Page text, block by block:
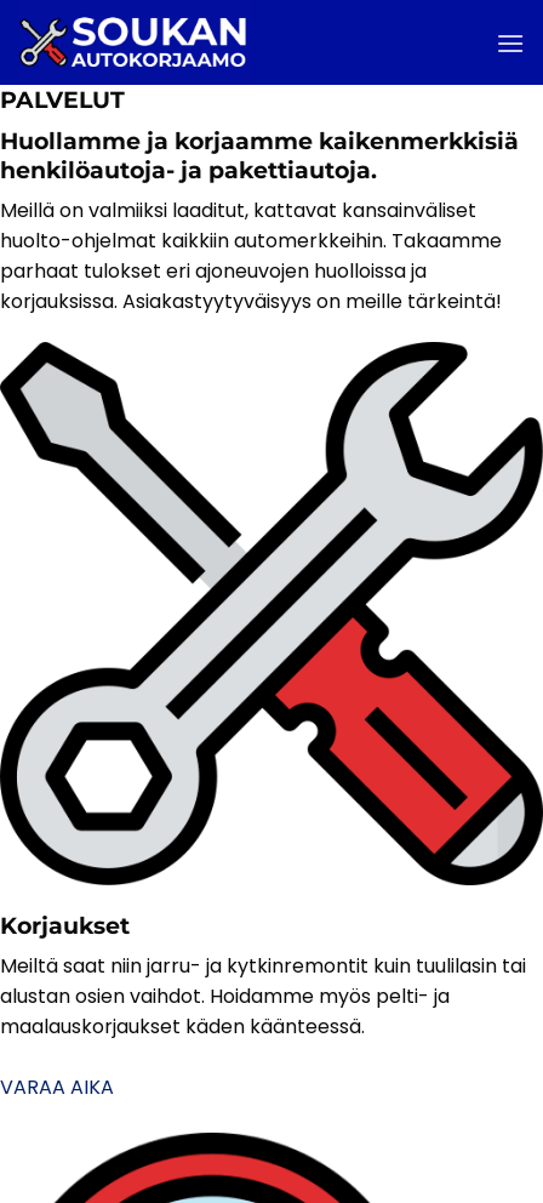
Skip
to
content
PALVELUT
Huollamme ja korjaamme kaikenmerkkisiä
henkilöautoja- ja pakettiautoja.
Meillä on valmiiksi laaditut, kattavat kansainväliset
huolto-ohjelmat kaikkiin automerkkeihin. Takaamme
parhaat tulokset eri ajoneuvojen huolloissa ja
korjauksissa. Asiakastyytyväisyys on meille tärkeintä!
Korjaukset
Meiltä saat niin jarru- ja kytkinremontit kuin tuulilasin tai
alustan osien vaihdot. Hoidamme myös pelti- ja
maalauskorjaukset käden käänteessä.
VARAA AIKA